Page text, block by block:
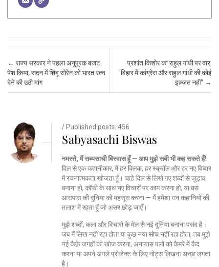
Post navigation
← राज्य सरकार ने पहला अनुपूरक बजट
पेश किया, सदन में शिबू सोरेन को भारत रत्न
देने की उठी मांग
प्रशांत किशोर का राहुल गांधी पर वार:
“बिहार में कांग्रेस और राहुल गांधी की कोई
इज़्ज़त नहीं” →
/ Published posts: 456
Sabyasachi Biswas
नमस्ते, मैं सब्यसाची बिस्वास हूँ — आप मुझे सबी भी कह सकते हैं!
दिल से एक कहानीकार, मैं हर क्लिक, हर स्क्रॉल और हर नए विचार
में रचनात्मकता खोजता हूँ। चाहे दिल से लिखे गए शब्दों से जुड़ाव
बनाना हो, कॉफी के साथ नए विचारों पर काम करना हो, या बस
आसपास की दुनिया को महसूस करना — मैं हमेशा उन कहानियों की
तलाश में रहता हूँ जो असर छोड़ जाएँ।
मुझे शब्दों, कला और विचारों के मेल से नई दुनिया बनाना पसंद है।
जब मैं लिख नहीं रहा होता या कुछ नया सोच नहीं रहा होता, तब मुझे
नई कैफ़े जगहों की खोज करना, अनायास पलों को कैमरे में कैद
करना या अपने अगले प्रोजेक्ट के लिए नोट्स लिखना अच्छा लगता
है।